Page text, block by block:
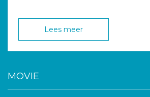
Lees meer
MOVIE